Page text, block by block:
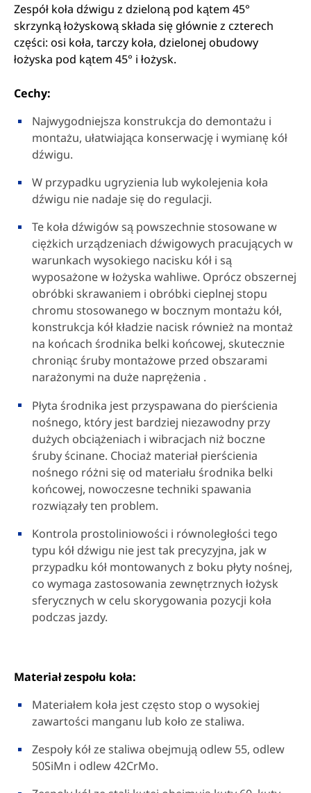
Zespół koła dźwigu z dzieloną pod kątem 45°
skrzynką łożyskową składa się głównie z czterech
części: osi koła, tarczy koła, dzielonej obudowy
łożyska pod kątem 45° i łożysk.
Cechy:
Najwygodniejsza konstrukcja do demontażu i
montażu, ułatwiająca konserwację i wymianę kół
dźwigu.
W przypadku ugryzienia lub wykolejenia koła
dźwigu nie nadaje się do regulacji.
Te koła dźwigów są powszechnie stosowane w
ciężkich urządzeniach dźwigowych pracujących w
warunkach wysokiego nacisku kół i są
wyposażone w łożyska wahliwe. Oprócz obszernej
obróbki skrawaniem i obróbki cieplnej stopu
chromu stosowanego w bocznym montażu kół,
konstrukcja kół kładzie nacisk również na montaż
na końcach środnika belki końcowej, skutecznie
chroniąc śruby montażowe przed obszarami
narażonymi na duże naprężenia .
Płyta środnika jest przyspawana do pierścienia
nośnego, który jest bardziej niezawodny przy
dużych obciążeniach i wibracjach niż boczne
śruby ścinane. Chociaż materiał pierścienia
nośnego różni się od materiału środnika belki
końcowej, nowoczesne techniki spawania
rozwiązały ten problem.
Kontrola prostoliniowości i równoległości tego
typu kół dźwigu nie jest tak precyzyjna, jak w
przypadku kół montowanych z boku płyty nośnej,
co wymaga zastosowania zewnętrznych łożysk
sferycznych w celu skorygowania pozycji koła
podczas jazdy.
Materiał zespołu koła:
Materiałem koła jest często stop o wysokiej
zawartości manganu lub koło ze staliwa.
Zespoły kół ze staliwa obejmują odlew 55, odlew
50SiMn i odlew 42CrMo.